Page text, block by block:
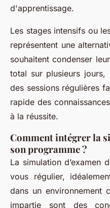
d'apprentissage.
Les stages intensifs ou
représentent une
souhaitent condenser
total sur plusieurs jours,
des sessions régulières
rapide des
à la réussite.
Comment intégrer la
son programme ?
La simulation d’examen
vous régulier,
dans un environnement
impartie sont des